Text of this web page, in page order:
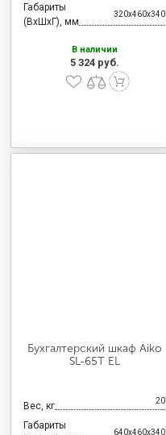
Габариты
(ВхШхГ), мм
320x460x340
В наличии
5 324 руб.
Бухгалтерский шкаф Aiko
SL-65Т EL
Вес, кг 20
Габариты
640x460x340